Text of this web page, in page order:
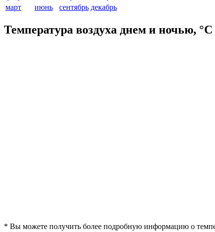
март
июнь сентябрь декабрь
Температура воздуха днем и ночью, °C
* Вы можете получить более подробную информацию о